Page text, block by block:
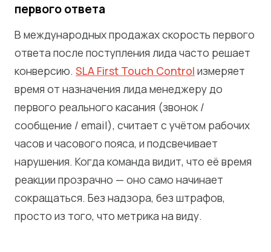
первого ответа
В международных продажах скорость первого
ответа после поступления лида часто решает
конверсию. SLA First Touch Control измеряет
время от назначения лида менеджеру до
первого реального касания (звонок /
сообщение / email), считает с учётом рабочих
часов и часового пояса, и подсвечивает
нарушения. Когда команда видит, что её время
реакции прозрачно — оно само начинает
сокращаться. Без надзора, без штрафов,
просто из того, что метрика на виду.